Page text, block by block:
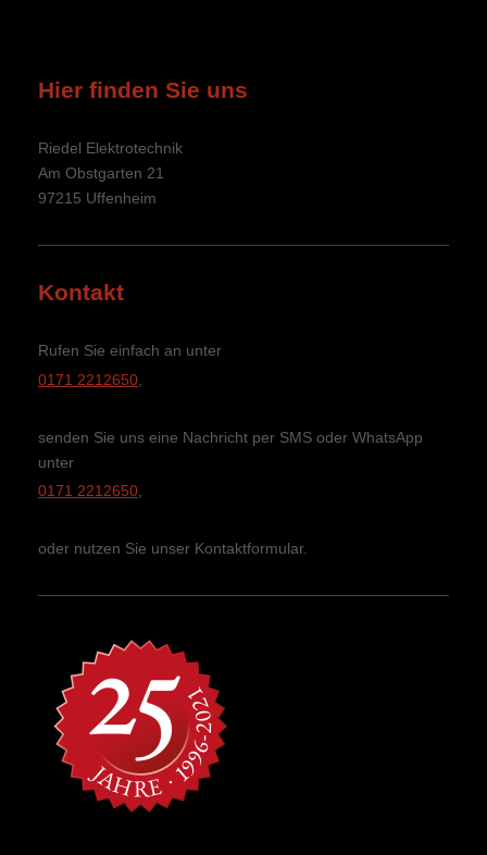
Hier finden Sie uns
Riedel Elektrotechnik
Am Obstgarten 21
97215 Uffenheim
Kontakt
Rufen Sie einfach an unter
0171 2212650
senden Sie uns eine Nachricht per SMS oder WhatsApp
unter
0171 2212650,
oder nutzen Sie unser Kontaktformular.